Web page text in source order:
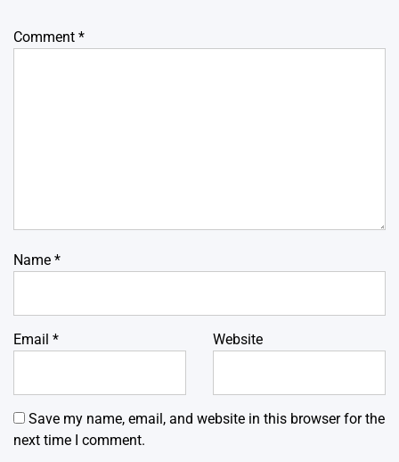
Comment *
Name *
Email * Website
Save my name, email, and website in this browser for the
next time I comment.